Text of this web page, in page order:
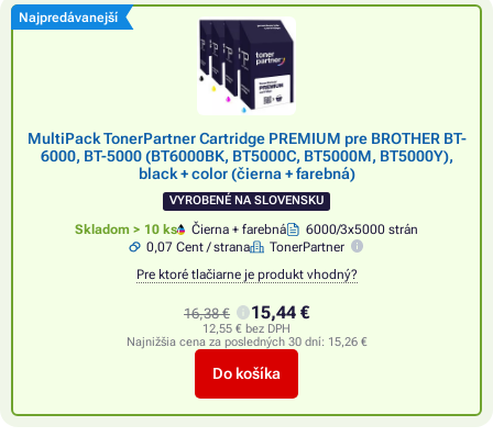
Najpredávanejší
MultiPack TonerPartner Cartridge PREMIUM pre BROTHER BT-
6000, BT-5000 (BT6000BK, BT5000C, BT5000M, BT5000Y),
black + color (čierna + farebná)
VYROBENÉ NA SLOVENSKU
Skladom > 10 ks Čierna + farebná
6000/3x5000 strán
0,07 Cent / strana
TonerPartner
Pre ktoré tlačiarne je produkt vhodný?
16,38 € 15,44 €
12,55 € bez DPH
Najnižšia cena za posledných 30 dní: 15,26 €
Do košíka